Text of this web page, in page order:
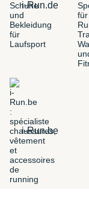
i-Run.de
i-Run.be